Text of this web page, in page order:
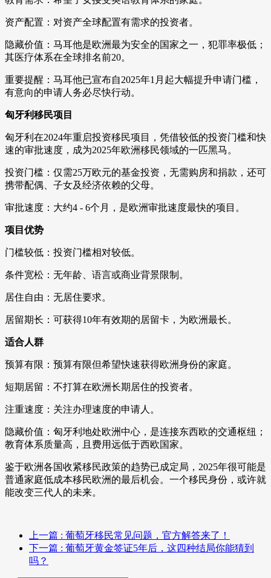
资产配置：对资产全球配置有需求的投资者。
隐藏价值：马耳他是欧洲最为安全的国家之一，犯罪率极低；
其医疗体系在全球排名前20。
重要提醒：马耳他已宣布自2025年1月起大幅提升申请门槛，
有意向的申请人务必尽快行动。
匈牙利移民项目
匈牙利在2024年重启投资移民项目，凭借较低的投资门槛和快
速的审批速度，成为2025年欧洲移民领域的一匹黑马。
投资门槛：仅需25万欧元的基金投资，无需购房和捐款，还可
携带配偶、子女及经济依赖的父母。
审批速度：大约4 - 6个月，是欧洲审批速度最快的项目。
项目优势
门槛较低：投资门槛相对较低。
条件宽松：无年龄、语言或商业背景限制。
居住自由：无居住要求。
居留期长：可获得10年有效期的居留卡，为欧洲最长。
适合人群
预算有限：预算有限但希望快速获得欧洲身份的家庭。
短期居留：不打算在欧洲长期居住的投资者。
注重速度：关注办理速度的申请人。
隐藏价值：匈牙利地处欧洲中心，是连接东西欧的交通枢纽；
教育体系质量高，且费用远低于西欧国家。
鉴于欧洲各国收紧移民政策的趋势已成定局，2025年很可能是
普通家庭低成本移民欧洲的最后机会。一个移民身份，或许就
能改变三代人的未来。
上一篇 : 葡萄牙移民常见问题，官方解答来了！
下一篇 : 葡萄牙黄金签证5年后，这四种结局你能猜到
吗？